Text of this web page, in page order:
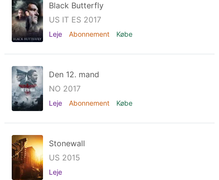
Black Butterfly
US IT ES 2017
Leje Abonnement Købe
Den 12. mand
NO 2017
Leje Abonnement Købe
Stonewall
US 2015
Leje